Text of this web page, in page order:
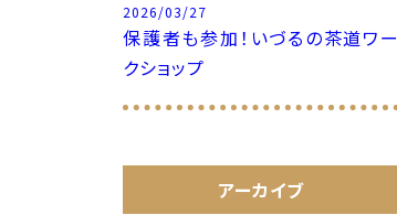
2026/03/27
保護者も参加！いづるの茶道ワー
クショップ
アーカイブ